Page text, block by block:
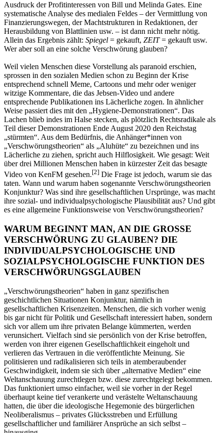
Ausdruck der Profitinteressen von Bill und Melinda Gates. Eine
systematische Analyse des medialen Feldes – der Vermittlung von
Finanzierungswegen, der Machtstrukturen in Redaktionen, der
Herausbildung von Blattlinien usw. – ist dann nicht mehr nötig.
Allein das Ergebnis zählt: Spiegel = gekauft, ZEIT= gekauft usw.
Wer aber soll an eine solche Verschwörung glauben?
Weil vielen Menschen diese Vorstellung als paranoid erschien,
sprossen in den sozialen Medien schon zu Beginn der Krise
entsprechend schnell Meme, Cartoons und mehr oder weniger
witzige Kommentare, die das Jebsen-Video und andere
entsprechende Publikationen ins Lächerliche zogen. In ähnlicher
Weise passiert dies mit den „Hygiene-Demonstrationen“. Das
Lachen blieb indes im Halse stecken, als plötzlich Rechtsradikale als
Teil dieser Demonstrationen Ende August 2020 den Reichstag
„stürmten“. Aus dem Bedürfnis, die Anhänger*innen von
„Verschwörungstheorien“ als „Aluhüte“ zu bezeichnen und ins
Lächerliche zu ziehen, spricht auch Hilflosigkeit. Wie gesagt: Weit
über drei Millionen Menschen haben in kürzester Zeit das besagte
Video von KenFM gesehen.[2] Die Frage ist jedoch, warum sie das
taten. Wann und warum haben sogenannte Verschwörungstheorien
Konjunktur? Was sind ihre gesellschaftlichen Ursprünge, was macht
ihre sozial- und individualpsychologische Plausibilität aus? Und gibt
es eine allgemeine Funktionsweise von Verschwörungstheorien?
WARUM BEGINNT MAN, AN DIE GROSSE
VERSCHWÖRUNG ZU GLAUBEN? DIE
INDIVIDUALPSYCHOLOGISCHE UND
SOZIALPSYCHOLOGISCHE FUNKTION DES
VERSCHWÖRUNGSGLAUBEN
„Verschwörungstheorien“ haben in ganz spezifischen
geschichtlichen Situationen Konjunktur, nämlich in
gesellschaftlichen Krisenzeiten. Menschen, die sich vorher wenig
bis gar nicht für Politik und Gesellschaft interessiert haben, sondern
sich vor allem um ihre privaten Belange kümmerten, werden
verunsichert. Vielfach sind sie persönlich von der Krise betroffen,
werden von ihrer eigenen Gesellschaftlichkeit eingeholt und
verlieren das Vertrauen in die veröffentlichte Meinung. Sie
politisieren und radikalisieren sich teils in atemberaubender
Geschwindigkeit, indem sie sich über „alternative Medien“ eine
Weltanschauung zurechtlegen bzw. diese zurechtgelegt bekommen.
Das funktioniert umso einfacher, weil sie vorher in der Regel
überhaupt keine tief verankerte und verästelte Weltanschauung
hatten, die über die ideologische Hegemonie des bürgerlichen
Neoliberalismus – privates Glücksstreben und Erfüllung
gesellschaftlicher und familiärer Ansprüche an sich selbst –